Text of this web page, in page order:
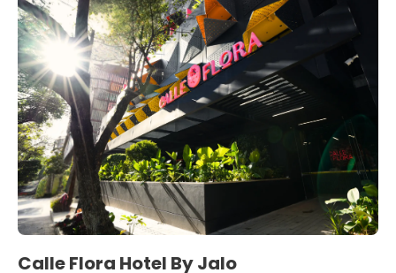
Calle Flora Hotel By Jalo